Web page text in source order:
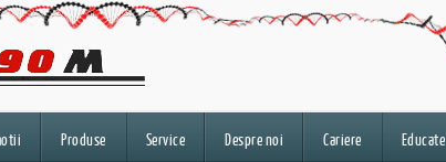
Produse Service Despre noi Cariere Educate